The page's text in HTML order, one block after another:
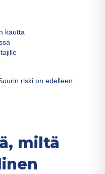
kautta
riski on edelleen:
miltä